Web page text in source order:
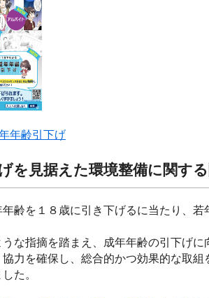
年齢引下げ
を見据えた環境整備に関す
齢を１８歳に引き下げるに当たり、
な指摘を踏まえ、成年年齢の引下げ
力を確保し、総合的かつ効果的な取
た。